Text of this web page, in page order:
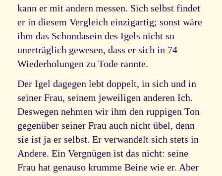
kann er mit andern messen. Sich selbst findet
er in diesem Vergleich einzigartig; sonst wäre
ihm das Schondasein des Igels nicht so
unerträglich gewesen, dass er sich in 74
Wiederholungen zu Tode rannte.
Der Igel dagegen lebt doppelt, in sich und in
seiner Frau, seinem jeweiligen anderen Ich.
Deswegen nehmen wir ihm den ruppigen Ton
gegenüber seiner Frau auch nicht übel, denn
sie ist ja er selbst. Er verwandelt sich stets in
Andere. Ein Vergnügen ist das nicht: seine
Frau hat genauso krumme Beine wie er. Aber